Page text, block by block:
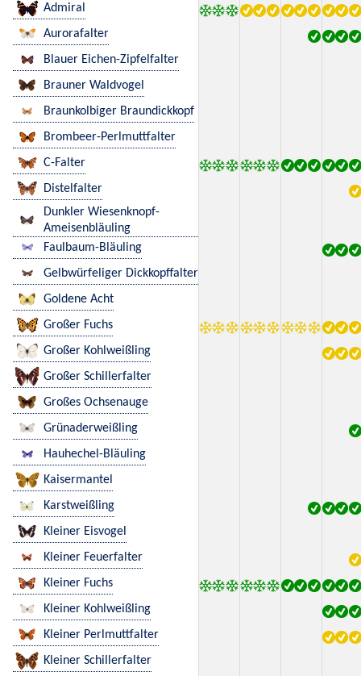
Admiral
Aurorafalter
Blauer Eichen-Zipfelfalter
Brauner Waldvogel
Braunkolbiger Braundickkopf
Brombeer-Perlmuttfalter
C-Falter
Distelfalter
Dunkler Wiesenknopf-
Ameisenbläuling
Faulbaum-Bläuling
Gelbwürfeliger Dickkopffalter
Goldene Acht
Großer Fuchs
Großer Kohlweißling
Großer Schillerfalter
Großes Ochsenauge
Grünaderweißling
Hauhechel-Bläuling
Kaisermantel
Karstweißling
Kleiner Eisvogel
Kleiner Feuerfalter
Kleiner Fuchs
Kleiner Kohlweißling
Kleiner Perlmuttfalter
Kleiner Schillerfalter